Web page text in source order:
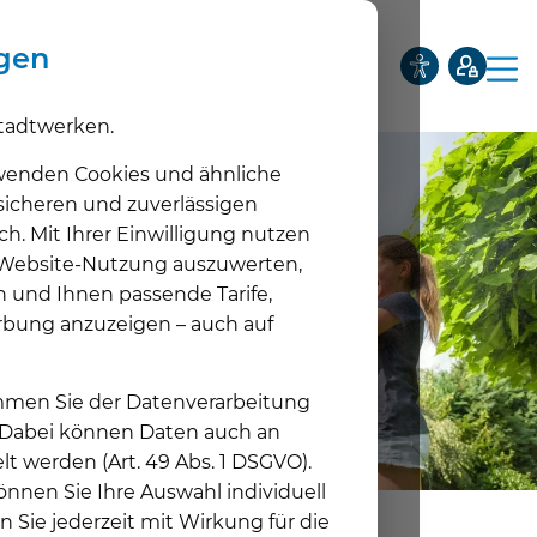
Cookies und ähnliche
und zuverlässigen
Mit Ihrer Einwilligung nutzen
Nutzung auszuwerten,
Ihnen passende Tarife,
anzuzeigen – auch auf
Sie der Datenverarbeitung
können Daten auch an
(Art. 49 Abs. 1 DSGVO).
Sie Ihre Auswahl individuell
Sie jederzeit mit Wirkung für die
Privatkunden Geschäftskunden Über uns
Tarife
Wärme
E-Mobilität
Energieservice